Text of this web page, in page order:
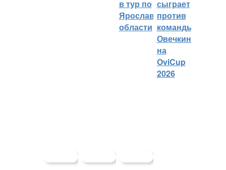
в тур по
Ярославской
области
сыграет
против
команды
Овечкина
на
OviCup
2026